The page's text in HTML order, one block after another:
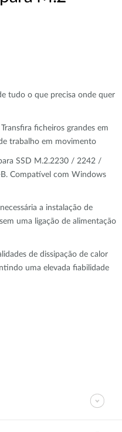
tudo o que precisa onde quer
Transfira ficheiros grandes em
trabalho em movimento
SSD M.2.2230 / 2242 /
Compatível com Windows
a instalação de
uma ligação de alimentação
de dissipação de calor
uma elevada fiabilidade